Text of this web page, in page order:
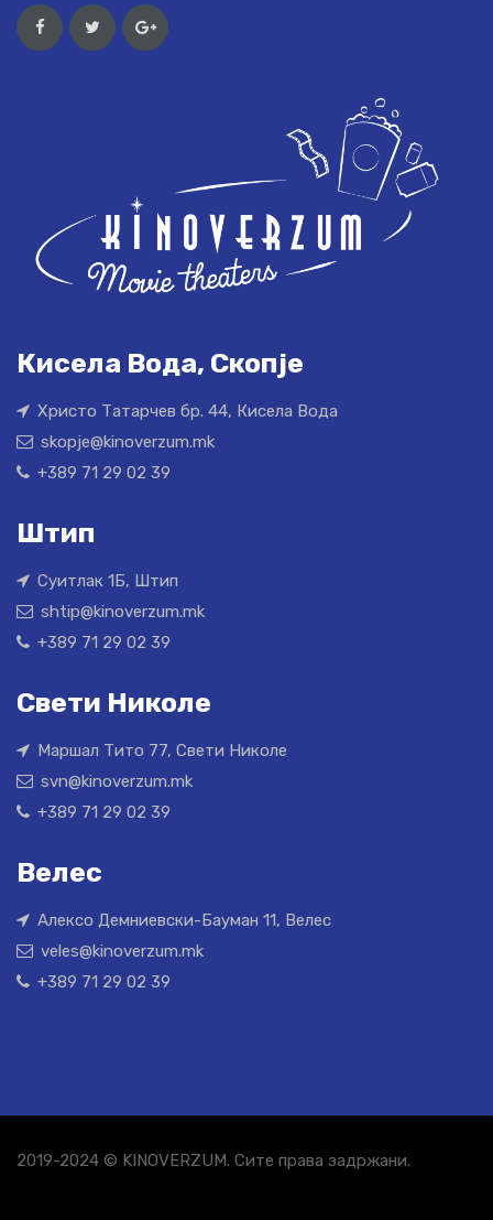
Кисела Вода, Скопје
Христо Татарчев бр. 44, Кисела Вода
skopje@kinoverzum.mk
+389 71 29 02 39
Штип
Суитлак 1Б, Штип
shtip@kinoverzum.mk
+389 71 29 02 39
Свети Николе
Маршал Тито 77, Свети Николе
svn@kinoverzum.mk
+389 71 29 02 39
Велес
Алексо Демниевски-Бауман 11, Велес
veles@kinoverzum.mk
+389 71 29 02 39
2019-2024 © KINOVERZUM. Сите права задржани.